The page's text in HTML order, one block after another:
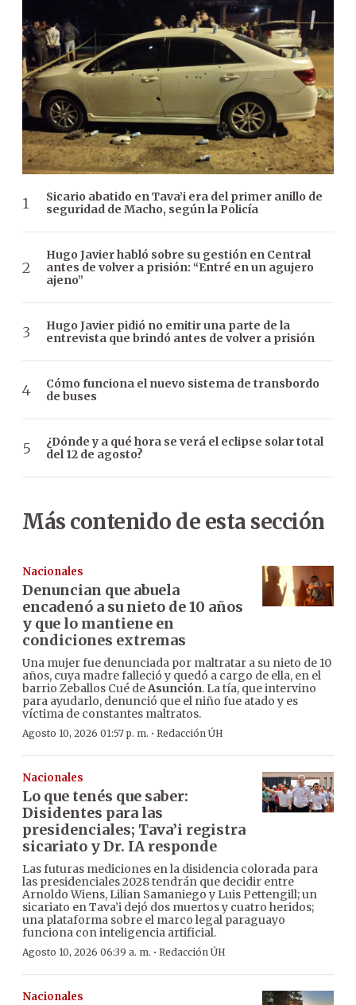
Sicario abatido en Tava’i era del primer anillo de
seguridad de Macho, según la Policía
Hugo Javier habló sobre su gestión en Central
antes de volver a prisión: “Entré en un agujero
ajeno”
Hugo Javier pidió no emitir una parte de la
entrevista que brindó antes de volver a prisión
Cómo funciona el nuevo sistema de transbordo
de buses
¿Dónde y a qué hora se verá el eclipse solar total
del 12 de agosto?
Más contenido de esta sección
Nacionales
Denuncian que abuela
encadenó a su nieto de 10 años
y que lo mantiene en
condiciones extremas
Una mujer fue denunciada por maltratar a su nieto de 10
años, cuya madre falleció y quedó a cargo de ella, en el
barrio Zeballos Cué deAsunción. La tía, que intervino
para ayudarlo, denunció que el niño fue atado y es
víctima de constantes maltratos.
Agosto 10, 2026 01:57 p. m. · Redacción ÚH
Nacionales
Lo que tenés que saber:
Disidentes para las
presidenciales; Tava’i registra
sicariato y Dr. IA responde
Las futuras mediciones en la disidencia colorada para
las presidenciales 2028 tendrán que decidir entre
Arnoldo Wiens, Lilian Samaniego y Luis Pettengill; un
sicariato en Tava’i dejó dos muertos y cuatro heridos;
una plataforma sobre el marco legal paraguayo
funciona con inteligencia artificial.
Agosto 10, 2026 06:39 a. m. · Redacción ÚH
Nacionales